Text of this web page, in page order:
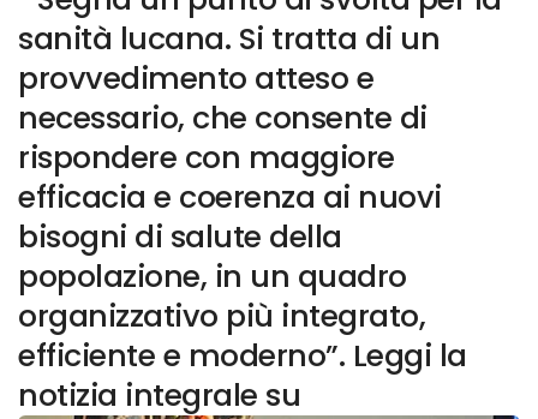
sanità lucana. Si tratta di un
provvedimento atteso e
necessario, che consente di
rispondere con maggiore
efficacia e coerenza ai nuovi
bisogni di salute della
popolazione, in un quadro
organizzativo più integrato,
efficiente e moderno”. Leggi la
notizia integrale su